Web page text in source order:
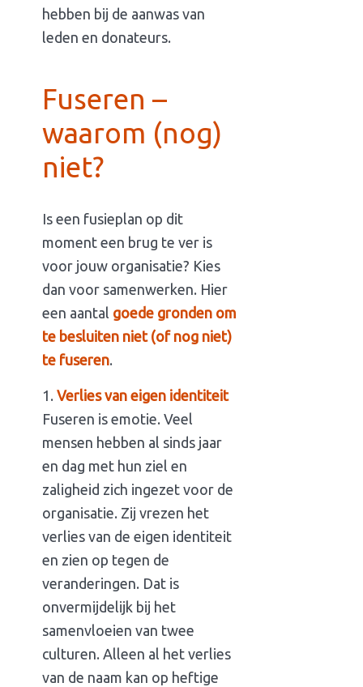
hebben bij de aanwas van
leden en donateurs.
Fuseren –
waarom (nog)
niet?
Is een fusieplan op dit
moment een brug te ver is
voor jouw organisatie? Kies
dan voor samenwerken. Hier
een aantal goede gronden om
te besluiten niet (of nog niet)
te fuseren.
Verlies van eigen identiteit
Fuseren is emotie. Veel
mensen hebben al sinds jaar
en dag met hun ziel en
zaligheid zich ingezet voor de
organisatie. Zij vrezen het
verlies van de eigen identiteit
en zien op tegen de
veranderingen. Dat is
onvermijdelijk bij het
samenvloeien van twee
culturen. Alleen al het verlies
van de naam kan op heftige